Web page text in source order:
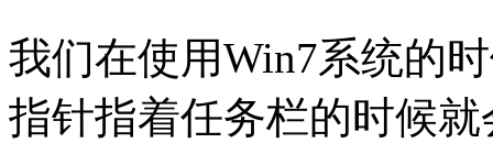
我们在使用Win7系统的
指针指着任务栏的时候